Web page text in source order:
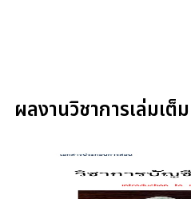
ผลงานวิชาการเล่มเต็